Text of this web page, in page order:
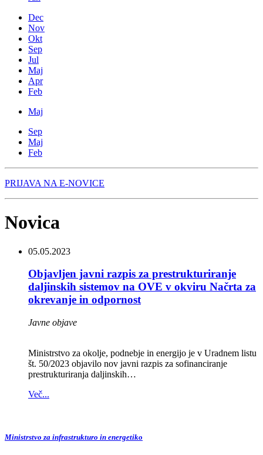
Dec
Nov
Okt
Sep
Jul
Maj
Apr
Feb
Maj
Sep
Maj
Feb
PRIJAVA NA E-NOVICE
Novica
05.05.2023
Objavljen javni razpis za prestrukturiranje
daljinskih sistemov na OVE v okviru Načrta za
okrevanje in odpornost
Javne objave
Ministrstvo za okolje, podnebje in energijo je v Uradnem listu
št. 50/2023 objavilo nov javni razpis za sofinanciranje
prestrukturiranja daljinskih…
Več...
Ministrstvo za infrastrukturo in energetiko